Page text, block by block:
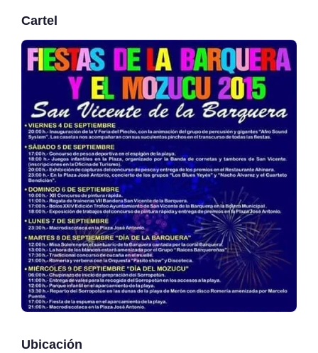
Cartel
Ubicación